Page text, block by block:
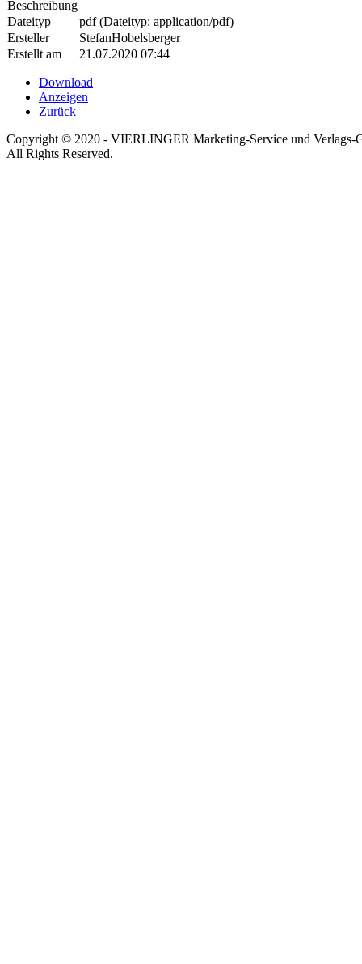
Beschreibung
Dateityp
pdf (Dateityp: application/pdf)
Ersteller
StefanHobelsberger
Erstellt am
21.07.2020 07:44
Download
Anzeigen
Zurück
Copyright © 2020 - VIERLINGER Marketing-Service und Verlags-
All Rights Reserved.